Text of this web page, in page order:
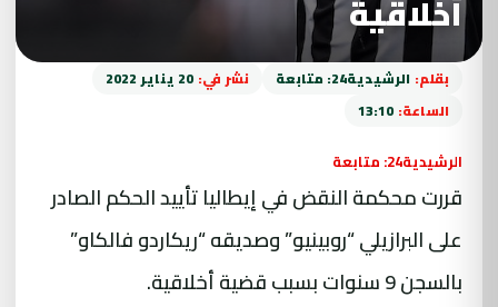
أخلاقية
بقلم: الرشيدية24: متابعة نشر في: 20 يناير 2022
الساعة: 13:10
الرشيدية24: متابعة
قررت محكمة النقض في إيطاليا تأييد الحكم الصادر
على البرازيلي “روبينيو” وصديقه “ريكاردو فالكاو”
بالسجن 9 سنوات بسبب قضية أخلاقية.